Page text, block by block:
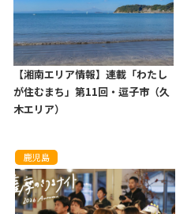
【湘南エリア情報】連載「わたし
が住むまち」第11回・逗子市（久
木エリア）
鹿児島